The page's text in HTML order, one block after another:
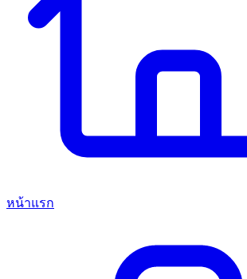
หน้าแรก